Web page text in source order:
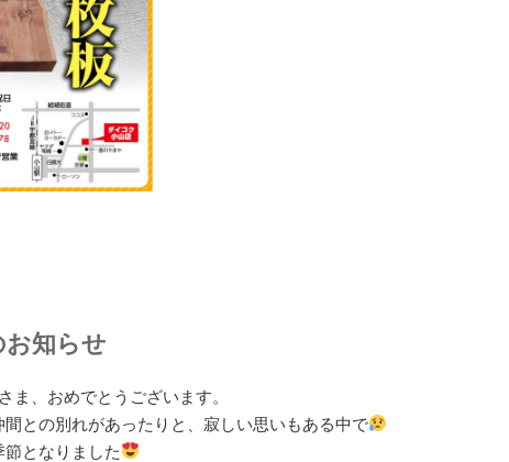
お知らせ
ま、おめでとうございます。
との別れがあったりと、寂しい思いもある中で
となりました